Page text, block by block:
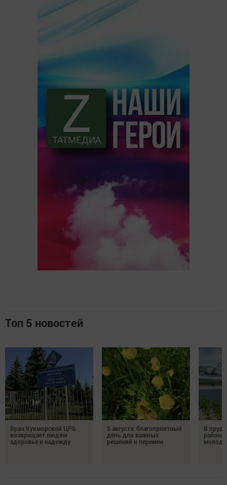
Топ 5 новостей
Врач Кукморской ЦРБ
возвращает людям
здоровье и надежду
5 августа: благоприятный
день для важных
решений и перемен
В
района